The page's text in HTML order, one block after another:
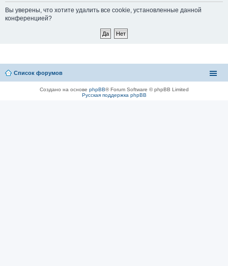
Вы уверены, что хотите удалить все cookie, установленные данной
конференцией?
Список форумов
Создано на основе phpBB® Forum Software © phpBB Limited
Русская поддержка phpBB